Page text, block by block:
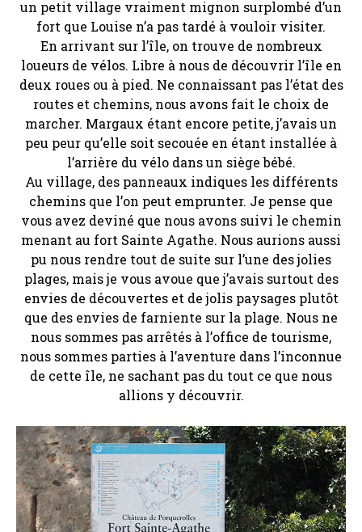
un petit village vraiment mignon surplombé d’un
fort que Louise n’a pas tardé à vouloir visiter.
En arrivant sur l’île, on trouve de nombreux
loueurs de vélos. Libre à nous de découvrir l’île en
deux roues ou à pied. Ne connaissant pas l’état des
routes et chemins, nous avons fait le choix de
marcher. Margaux étant encore petite, j’avais un
peu peur qu’elle soit secouée en étant installée à
l’arrière du vélo dans un siège bébé.
Au village, des panneaux indiques les différents
chemins que l’on peut emprunter. Je pense que
vous avez deviné que nous avons suivi le chemin
menant au fort Sainte Agathe. Nous aurions aussi
pu nous rendre tout de suite sur l’une des jolies
plages, mais je vous avoue que j’avais surtout des
envies de découvertes et de jolis paysages plutôt
que des envies de farniente sur la plage. Nous ne
nous sommes pas arrêtés à l’office de tourisme,
nous sommes parties à l’aventure dans l’inconnue
de cette île, ne sachant pas du tout ce que nous
allions y découvrir.